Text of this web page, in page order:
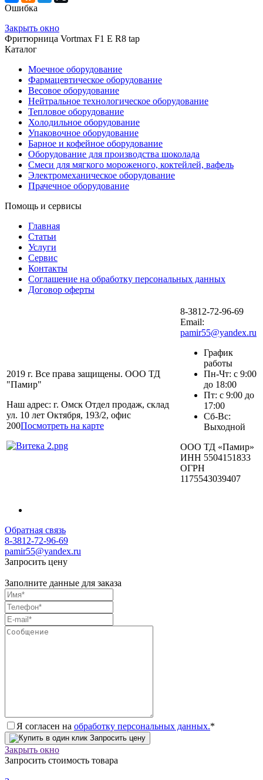
Ошибка
Закрыть окно
Фритюрница Vortmax F1 Е R8 tap
Каталог
Моечное оборудование
Фармацевтическое оборудование
Весовое оборудование
Нейтральное технологическое оборудование
Тепловое оборудование
Холодильное оборудование
Упаковочное оборудование
Барное и кофейное оборудование
Оборудование для производства шоколада
Смеси для мягкого мороженого, коктейлей, вафель
Электромеханическое оборудование
Прачечное оборудование
Помощь и сервисы
Главная
Статьи
Услуги
Сервис
Контакты
Соглашение на обработку персональных данных
Договор оферты
2019 г. Все права защищены. ООО ТД
"Памир"
Наш адрес: г. Омск Отдел продаж, склад
ул. 10 лет Октября, 193/2, офис
200Посмотреть на карте
8-3812-72-96-69
Email:
pamir55@yandex.ru
График
работы
Пн-Чт: с 9:00
до 18:00
Пт: с 9:00 до
17:00
Сб-Вс:
Выходной
ООО ТД «Памир»
ИНН 5504151833
ОГРН
1175543039407
Обратная связь
8-3812-72-96-69
pamir55@yandex.ru
Запросить цену
Заполните данные для заказа
Я согласен на обработку персональных данных.*
Запросить цену
Закрыть окно
Запросить стоимость товара